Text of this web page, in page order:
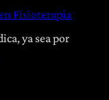
Fisioterapia
ya sea por